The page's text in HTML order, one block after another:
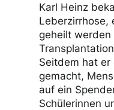
Karl Heinz
Leberzirrhose,
geheilt werden
Seitdem hat er
gemacht,
auf ein
Schülerinnen